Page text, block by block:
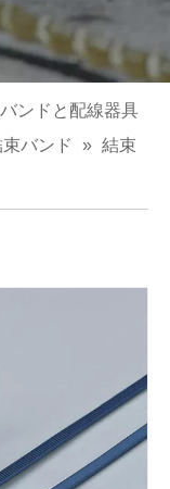
ンドと配線器具
バンド » 結束